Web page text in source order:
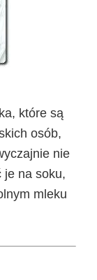
które są
osób,
nie
je na soku,
mleku